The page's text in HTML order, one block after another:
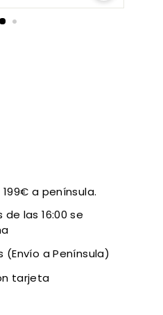
a península.
las 16:00 se
(Envío a Península)
tarjeta